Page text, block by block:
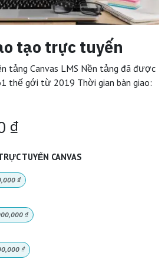
tạo trực tuyến
tảng Canvas LMS Nền tảng đã được
thế gới từ 2019 Thời gian bàn giao:
₫
TUYẾN CANVAS
₫
₫
₫